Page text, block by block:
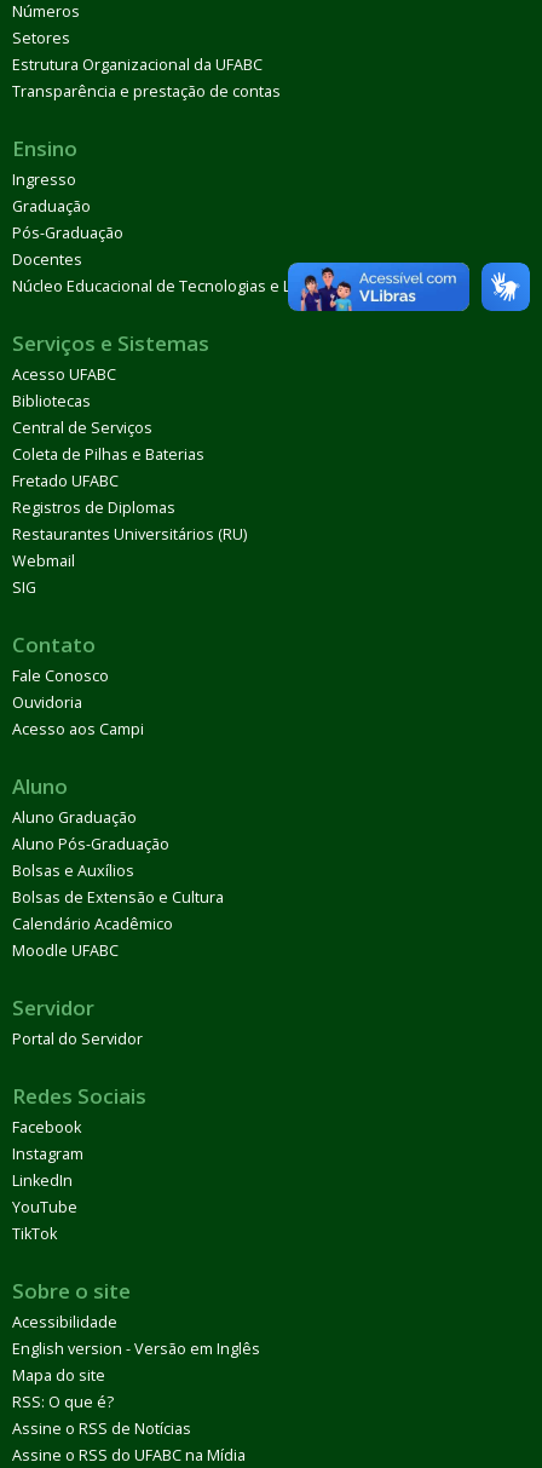
Números
Setores
Estrutura Organizacional da UFABC
Transparência e prestação de contas
Ensino
Ingresso
Graduação
Pós-Graduação
Docentes
Núcleo Educacional de Tecnologias e Línguas (Netel)
Serviços e Sistemas
Acesso UFABC
Bibliotecas
Central de Serviços
Coleta de Pilhas e Baterias
Fretado UFABC
Registros de Diplomas
Restaurantes Universitários (RU)
Webmail
SIG
Contato
Fale Conosco
Ouvidoria
Acesso aos Campi
Aluno
Aluno Graduação
Aluno Pós-Graduação
Bolsas e Auxílios
Bolsas de Extensão e Cultura
Calendário Acadêmico
Moodle UFABC
Servidor
Portal do Servidor
Redes Sociais
Facebook
Instagram
LinkedIn
YouTube
TikTok
Sobre o site
Acessibilidade
English version - Versão em Inglês
Mapa do site
RSS: O que é?
Assine o RSS de Notícias
Assine o RSS do UFABC na Mídia